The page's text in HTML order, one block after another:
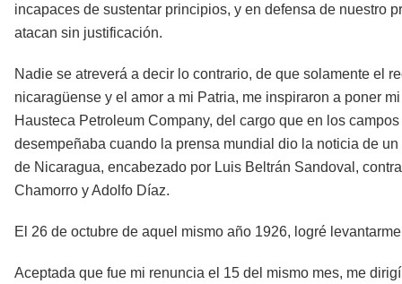
incapaces de sustentar principios, y en defensa de nuestro
atacan sin justificación.
Nadie se atreverá a decir lo contrario, de que solamente el
nicaragüense y el amor a mi Patria, me inspiraron a poner
Hausteca Petroleum Company, del cargo que en los
desempeñaba cuando la prensa mundial dio la noticia de
de Nicaragua, encabezado por Luis Beltrán Sandoval,
Chamorro y Adolfo Díaz.
El 26 de octubre de aquel mismo año 1926, logré
Aceptada que fue mi renuncia el 15 del mismo mes, me